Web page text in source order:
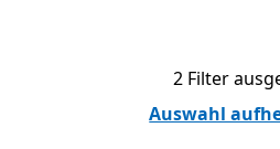
2 Filter
Auswahl